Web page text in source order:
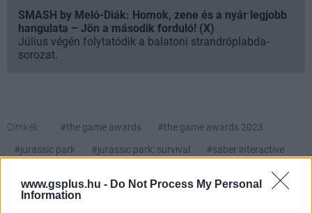
www.gsplus.hu - Do Not Process My Personal
Information
SMASH by Meló-Diák: Homok, zene és a nyár legjobb
hangulata – Jön a második forduló! (X)
Július végén folytatódik a balatoni strandröplabda-
sorozat.
Címkék: #the game awards
#the game awards 2023
#jurassic park
#jurassic park: survival #saber interactive
Platformok: PC PlayStation 5 Xbox Series X